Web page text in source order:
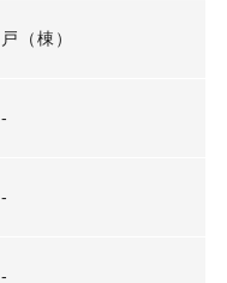
戸（棟）
-
-
-